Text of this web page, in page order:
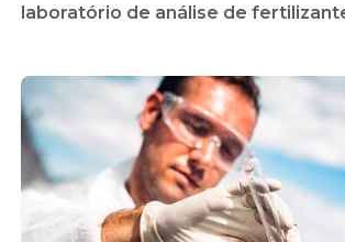
laboratório de análise de